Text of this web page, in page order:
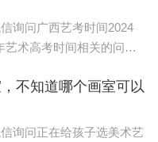
询问广西艺考时间2024
艺术高考时间相关的问
不知道哪个画室可以
询问正在给孩子选美术艺